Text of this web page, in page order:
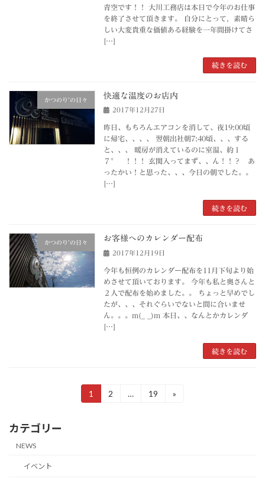
青空です！！ 大川工務店は本日で今年のお仕事
を終了させて頂きます。 自分にとって，素晴ら
しい大変貴重な価値ある経験を一年間掛けてさ
[…]
続きを読む
かつのり’の日々 快適な温度のお店内
2017年12月27日
昨日、もちろんエアコンを消して、夜19:00頃
に帰宅、、、、 翌朝出社朝7:40頃、、、する
と、、、 暖房が消えているのに室温、約１
７° ！！！ 玄関入ってまず、、ん！！？ あ
ったかい！と思った、、、今日の朝でした。。
[…]
続きを読む
かつのり’の日々 お客様へのカレンダー配布
2017年12月19日
今年も恒例のカレンダー配布を11月下旬より始
めさせて頂いております。 今年も私と奥さんと
２人で配布を始めました。。 ちょっと早めでし
たが、、、それぐらいでないと間に合いませ
ん。。。m(_ _)m 本日、、なんとかカレンダ
[…]
続きを読む
の
ペ
固
定
1
固
2 …
固
19 »
カテゴリー
NEWS
イベント